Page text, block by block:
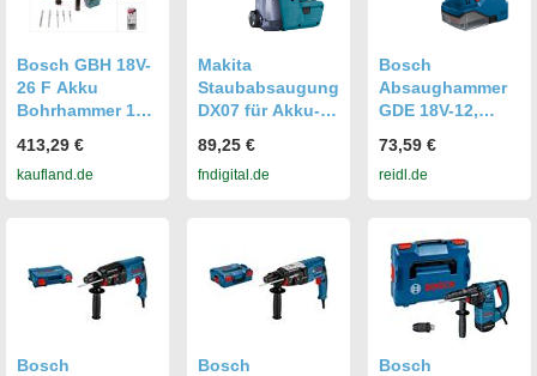
Bosch GBH 18V-
26 F Akku
Bohrhammer 18V
L-Boxx mit 5-tlg.
SDS-VPlus
413,29 €
kaufland.de
Makita
Staubabsaugung
DX07 für Akku-
DHR243 199570-
5
89,25 €
fndigital.de
Bosch
Absaughammer
GDE 18V-12,
Bohrhammer
GBH 18V-22
73,59 €
reidl.de
Bosch
Bosch
Bosch